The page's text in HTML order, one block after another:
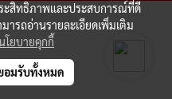
ะสิทธิภาพและประสบการณ์ที่ดี
ารถอ่านรายละเอียดเพิ่มเติม
โยบายคุกกี้
อมรับทั้งหมด